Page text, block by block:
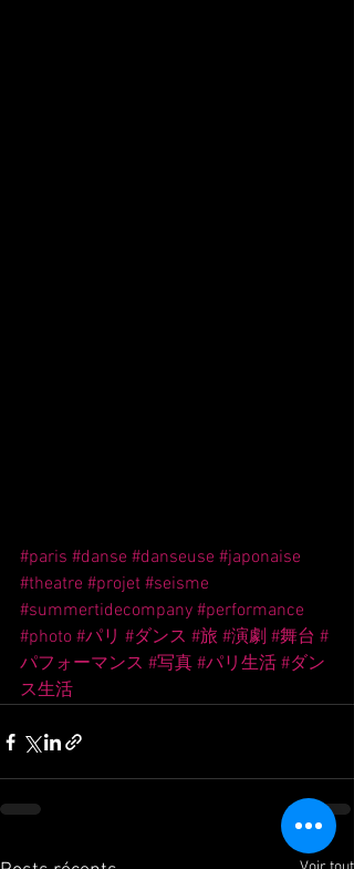
#paris #danse #danseuse #japonaise
#theatre #projet #seisme
#summertidecompany #performance
#photo #パリ #ダンス #旅 #演劇 #舞台 #
パフォーマンス #写真 #パリ生活 #ダン
ス生活